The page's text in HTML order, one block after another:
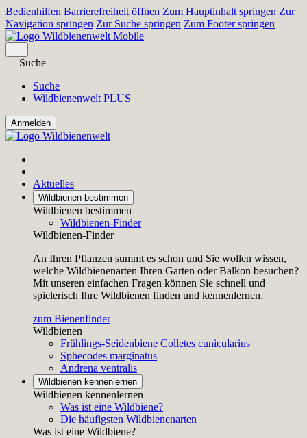
Bedienhilfen Barrierefreiheit öffnen Zum Hauptinhalt springen Zur
Navigation springen Zur Suche springen Zum Footer springen
Suche
Suche
Wildbienenwelt PLUS
Aktuelles
Wildbienen bestimmen
Wildbienen bestimmen
Wildbienen-Finder
Wildbienen-Finder
An Ihren Pflanzen summt es schon und Sie wollen wissen,
welche Wildbienenarten Ihren Garten oder Balkon besuchen?
Mit unseren einfachen Fragen können Sie schnell und
spielerisch Ihre Wildbienen finden und kennenlernen.
zum Bienenfinder
Wildbienen
Frühlings-Seidenbiene Colletes cunicularius
Sphecodes marginatus
Andrena ventralis
Wildbienen kennenlernen
Wildbienen kennenlernen
Was ist eine Wildbiene?
Die häufigsten Wildbienenarten
Was ist eine Wildbiene?